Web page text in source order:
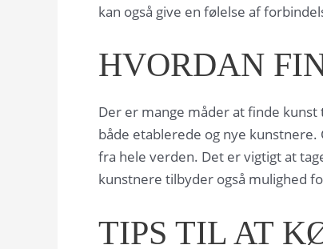
kan også give en følelse af
HVORDAN
Der er mange måder at finde
både etablerede og nye
fra hele verden. Det er vigtigt at
kunstnere tilbyder også mulighed
TIPS TIL AT